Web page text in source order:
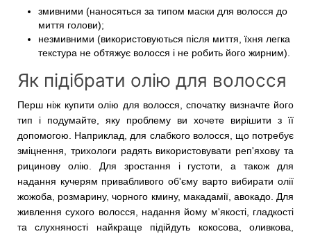
змивними (наносяться за типом маски для волосся до
миття голови);
незмивними (використовуються після миття, їхня легка
текстура не обтяжує волосся і не робить його жирним).
Як підібрати олію для волосся
Перш ніж купити олію для волосся, спочатку визначте його
тип і подумайте, яку проблему ви хочете вирішити з її
допомогою. Наприклад, для слабкого волосся, що потребує
зміцнення, трихологи радять використовувати реп'яхову та
рицинову олію. Для зростання і густоти, а також для
надання кучерям привабливого об'єму варто вибирати олії
жожоба, розмарину, чорного кмину, макадамії, авокадо. Для
живлення сухого волосся, надання йому м'якості, гладкості
та слухняності найкраще підійдуть кокосова, оливкова,